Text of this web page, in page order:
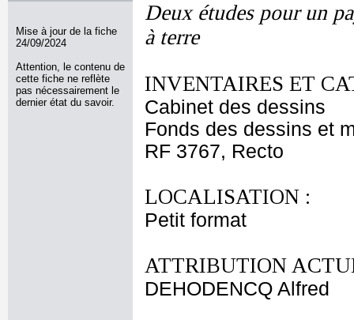
Mise à jour de la fiche
24/09/2024
Attention, le contenu de
cette fiche ne reflète
pas nécessairement le
dernier état du savoir.
Deux études pour un
à terre
INVENTAIRES ET
Cabinet des dessins
Fonds des dessins et
RF 3767, Recto
LOCALISATION :
Petit format
ATTRIBUTION
DEHODENCQ Alfred